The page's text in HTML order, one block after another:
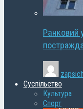
Ранковий
zapsich
Суспільство
Культура
Спорт